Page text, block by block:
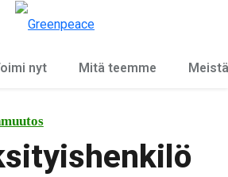
nyt Mitä teemme Meistä